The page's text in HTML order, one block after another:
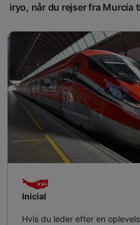
iryo, når du rejser fra Murcia
Inicial
Hvis du leder efter en